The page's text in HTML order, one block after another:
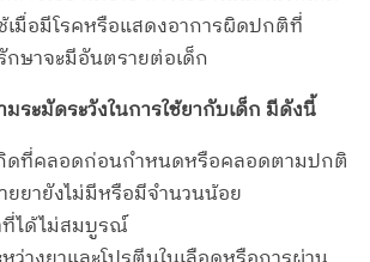
เมื่อมีโรคหรือแสดงอาการผิดปกติที่
กษาจะมีอันตรายต่อเด็ก
ระมัดระวังในการใช้ยากับเด็ก มีดังนี้
กิดที่คลอดก่อนกำหนดหรือคลอดตามปกติ
ยยายังไม่มีหรือมีจำนวนน้อย
ได้ไม่สมบูรณ์